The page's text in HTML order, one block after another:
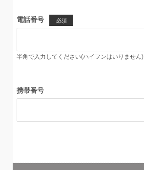
電話番号 必須
半角で入力してください(ハイフンはいりません)
携帯番号